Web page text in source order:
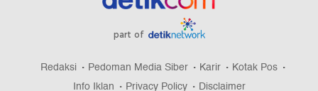
part of
Redaksi Pedoman Media Siber Karir
Kotak Pos
Info Iklan
Privacy Policy Disclaimer